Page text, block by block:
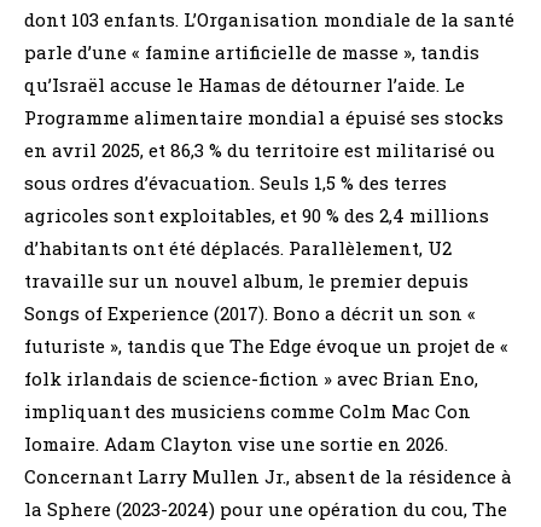
dont 103 enfants. L’Organisation mondiale de la santé
parle d’une « famine artificielle de masse », tandis
qu’Israël accuse le Hamas de détourner l’aide. Le
Programme alimentaire mondial a épuisé ses stocks
en avril 2025, et 86,3 % du territoire est militarisé ou
sous ordres d’évacuation. Seuls 1,5 % des terres
agricoles sont exploitables, et 90 % des 2,4 millions
d’habitants ont été déplacés. Parallèlement, U2
travaille sur un nouvel album, le premier depuis
Songs of Experience (2017). Bono a décrit un son «
futuriste », tandis que The Edge évoque un projet de «
folk irlandais de science-fiction » avec Brian Eno,
impliquant des musiciens comme Colm Mac Con
Iomaire. Adam Clayton vise une sortie en 2026.
Concernant Larry Mullen Jr., absent de la résidence à
la Sphere (2023-2024) pour une opération du cou, The